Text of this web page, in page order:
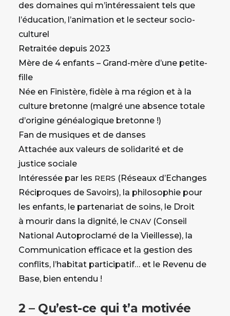
des domaines qui m’intéressaient tels que
l’éducation, l’animation et le secteur socio-
culturel
Retraitée depuis 2023
Mère de 4 enfants – Grand-mère d’une petite-
fille
Née en Finistère, fidèle à ma région et à la
culture bretonne (malgré une absence totale
d’origine généalogique bretonne !)
Fan de musiques et de danses
Attachée aux valeurs de solidarité et de
justice sociale
Intéressée par les RERS (Réseaux d’Echanges
Réciproques de Savoirs), la philosophie pour
les enfants, le partenariat de soins, le Droit
à mourir dans la dignité, le CNAV (Conseil
National Autoproclamé de la Vieillesse), la
Communication efficace et la gestion des
conflits, l’habitat participatif… et le Revenu de
Base, bien entendu !
2 – Qu’est-ce qui t’a motivée